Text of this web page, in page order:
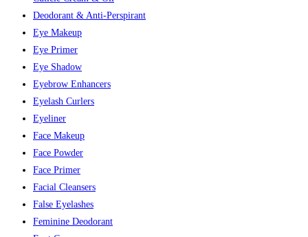
Deodorant & Anti-Perspirant
Eye Makeup
Eye Primer
Eye Shadow
Eyebrow Enhancers
Eyelash Curlers
Eyeliner
Face Makeup
Face Powder
Face Primer
Facial Cleansers
False Eyelashes
Feminine Deodorant